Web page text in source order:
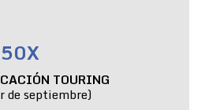
TOURING
de septiembre)